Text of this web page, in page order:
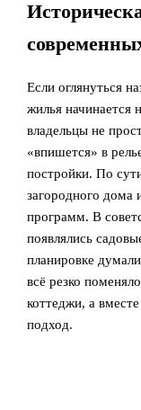
Если оглянуться
жилья начинается
владельцы не
«впишется» в
постройки. По
загородного дома
программ. В
появлялись
планировке
всё резко
коттеджи, а
подход.